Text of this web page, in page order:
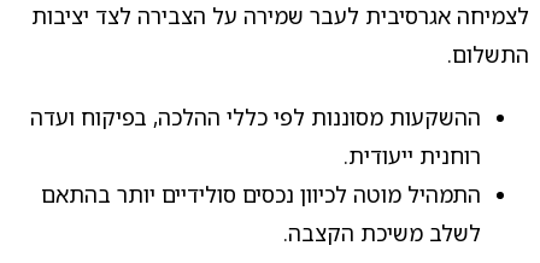
לצמיחה אגרסיבית לעבר שמירה על הצבירה לצד יציבות
התשלום.
ההשקעות מסוננות לפי כללי ההלכה, בפיקוח ועדה
רוחנית ייעודית.
התמהיל מוטה לכיוון נכסים סולידיים יותר בהתאם
לשלב משיכת הקצבה.